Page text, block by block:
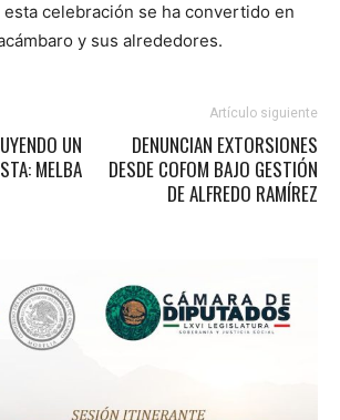
celebración se ha convertido en
y sus alrededores.
UN
MELBA
Artículo siguiente
DENUNCIAN EXTORSIONES
DESDE COFOM BAJO GESTIÓN
DE ALFREDO RAMÍREZ